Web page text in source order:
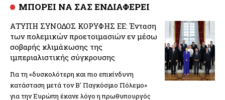
ΜΠΟΡΕΙ ΝΑ ΣΑΣ ΕΝΔΙΑΦΕΡΕΙ
ΑΤΥΠΗ ΣΥΝΟΔΟΣ ΚΟΡΥΦΗΣ ΕΕ: Ένταση
των πολεμικών προετοιμασιών εν μέσω
σοβαρής κλιμάκωσης της
ιμπεριαλιστικής σύγκρουσης
Για τη «δυσκολότερη και πιο επικίνδυνη
κατάσταση μετά τον Β' Παγκόσμιο Πόλεμο»
για την Ευρώπη έκανε λόγο η πρωθυπουργός